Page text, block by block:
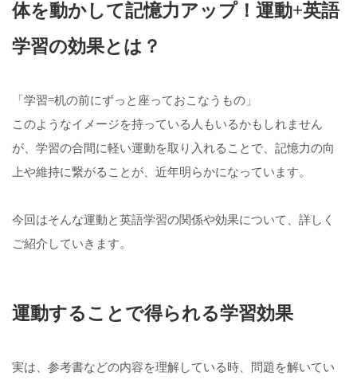
体を動かして記憶力アップ！運動+英語
学習の効果とは？
「学習=机の前にずっと座っておこなうもの」
このようなイメージを持っている人もいるかもしれません
が、学習の合間に軽い運動を取り入れることで、記憶力の向
上や維持に繋がることが、近年明らかになっています。
今回はそんな運動と英語学習の関係や効果について、詳しく
ご紹介していきます。
運動することで得られる学習効果
実は、参考書などの内容を理解している時、問題を解いてい